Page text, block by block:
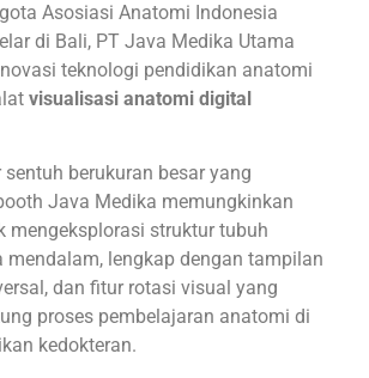
Asosiasi Anatomi Indonesia
di Bali, PT Java Medika Utama
teknologi pendidikan anatomi
visualisasi anatomi digital
sentuh berukuran besar yang
Java Medika memungkinkan
mengeksplorasi struktur tubuh
mendalam, lengkap dengan tampilan
dan fitur rotasi visual yang
proses pembelajaran anatomi di
kedokteran.